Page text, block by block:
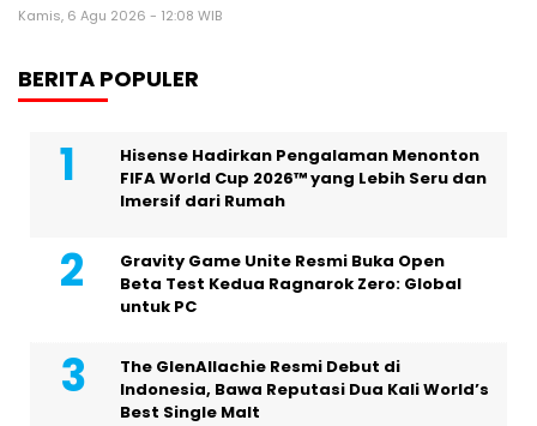
Kamis, 6 Agu 2026 - 12:08 WIB
BERITA POPULER
Hisense Hadirkan Pengalaman Menonton
FIFA World Cup 2026™ yang Lebih Seru dan
Imersif dari Rumah
Gravity Game Unite Resmi Buka Open
Beta Test Kedua Ragnarok Zero: Global
untuk PC
The GlenAllachie Resmi Debut di
Indonesia, Bawa Reputasi Dua Kali World’s
Best Single Malt